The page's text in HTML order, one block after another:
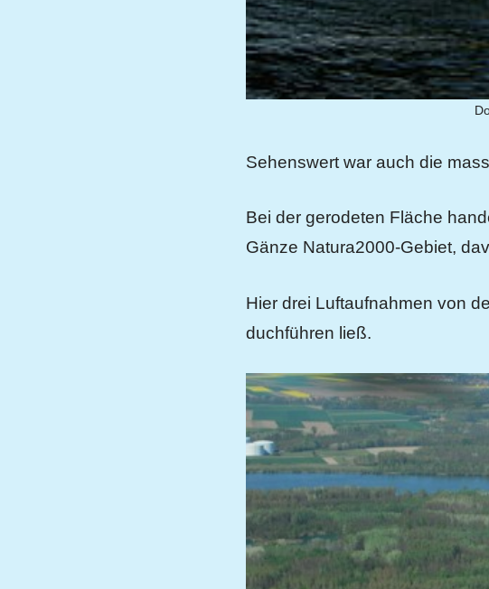
Sehenswert war auch die
Bei der gerodeten Fläche
Gänze Natura2000-Gebiet,
Hier drei Luftaufnahmen von
duchführen ließ.